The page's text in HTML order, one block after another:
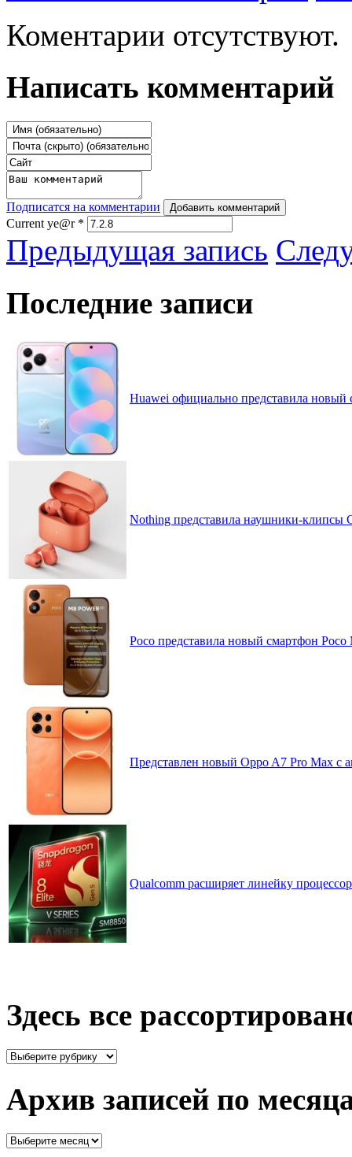
Коментарии отсутствуют.
Написать комментарий
Подписатся на комментарии Добавить комментарий
Current ye@r *
Предыдущая запись
Последние записи
Huawei официально представила
Nothing представила наушники-клипсы
Poco представила новый смартфон
Представлен новый Oppo A7 Pro Max с
Qualcomm расширяет линейку
Здесь все
Здесь
Архив записей по
Архив